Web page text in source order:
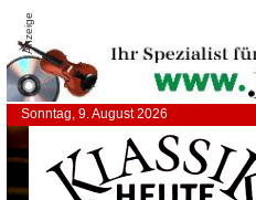
Anzeige
Sonntag, 9. August 2026